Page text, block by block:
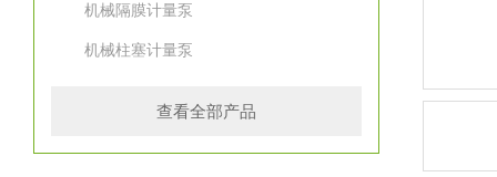
机械隔膜计量泵
机械柱塞计量泵
查看全部产品